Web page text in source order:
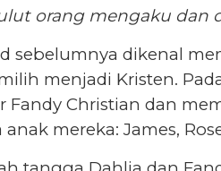
orang mengaku dan
sebelumnya dikenal
menjadi Kristen.
Fandy Christian dan
mereka: James,